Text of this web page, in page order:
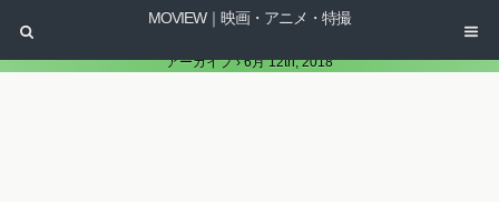
MOVIEW｜映画・アニメ・特撮
アーカイブ › 6月 12th, 2018